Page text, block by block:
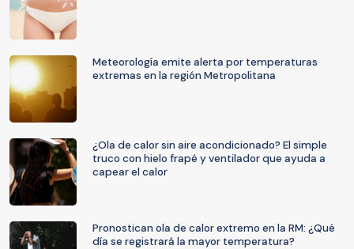
Meteorología emite alerta por temperaturas
extremas en la región Metropolitana
¿Ola de calor sin aire acondicionado? El simple
truco con hielo frapé y ventilador que ayuda a
capear el calor
Pronostican ola de calor extremo en la RM: ¿Qué
día se registrará la mayor temperatura?